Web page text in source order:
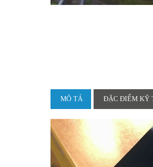
MÔ TẢ ĐẶC ĐIỂM KỸ